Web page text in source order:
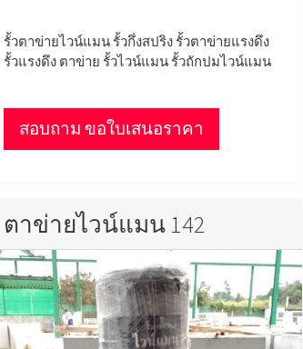
รั้วตาข่ายไวน์แมน รั้วกึ่งสปริง รั้วตาข่ายแรงดึง
รั้วแรงดึง ตาข่าย รั้วไวน์แมน รั้วถักปมไวน์แมน
สอบถาม ขอใบเสนอราคา
ตาข่ายไวน์แมน 142